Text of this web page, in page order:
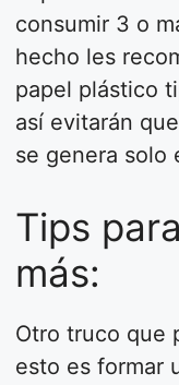
consumir 3 o
hecho les
papel plástico
así evitarán
se genera solo
Tips
más:
Otro truco que
esto es formar